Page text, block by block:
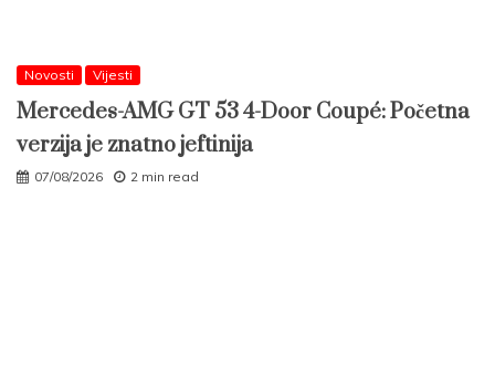
Novosti Vijesti
Mercedes-AMG GT 53 4-Door Coupé: Početna
verzija je znatno jeftinija
07/08/2026 2 min read